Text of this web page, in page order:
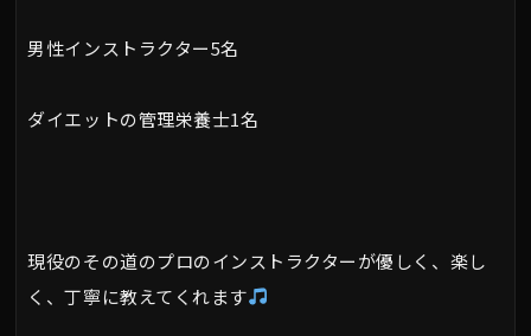
男性インストラクター5名
ダイエットの管理栄養士1名
現役のその道のプロのインストラクターが優しく、楽し
く、丁寧に教えてくれます